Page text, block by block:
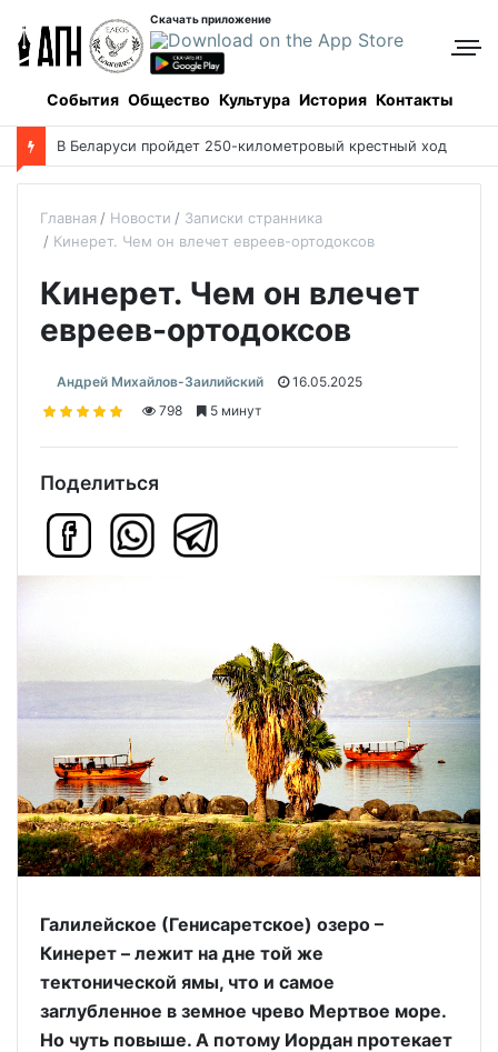
Скачать приложение
События Общество Культура История Контакты
В Беларуси пройдет 250-километровый крестный ход
Главная Новости
Записки странника
Кинерет. Чем он влечет евреев-ортодоксов
Кинерет. Чем он влечет
евреев-ортодоксов
Андрей Михайлов-Заилийский
16.05.2025
798
5 минут
Поделиться
Галилейское (Генисаретское) озеро –
Кинерет – лежит на дне той же
тектонической ямы, что и самое
заглубленное в земное чрево Мертвое море.
Но чуть повыше. А потому Иордан протекает